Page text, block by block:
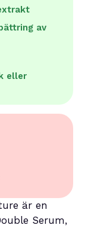
av
eller
är en
Serum,